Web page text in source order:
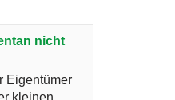
nicht
Eigentümer
kleinen